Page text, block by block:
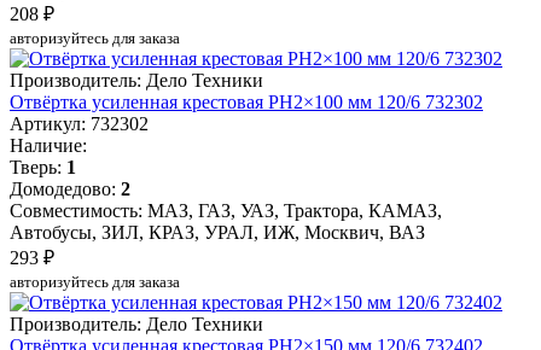
208 ₽
авторизуйтесь для заказа
Производитель: Дело Техники
Отвёртка усиленная крестовая PH2×100 мм 120/6 732302
Артикул: 732302
Наличие:
Тверь: 1
Домодедово: 2
Совместимость: МАЗ, ГАЗ, УАЗ, Трактора, КАМАЗ,
Автобусы, ЗИЛ, КРАЗ, УРАЛ, ИЖ, Москвич, ВАЗ
293 ₽
авторизуйтесь для заказа
Производитель: Дело Техники
Отвёртка усиленная крестовая PH2×150 мм 120/6 732402